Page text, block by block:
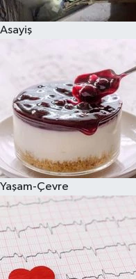
Asayiş
Yaşam-Çevre